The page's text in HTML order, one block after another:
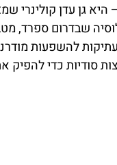
גן עדן קולינרי
שבדרום ספרד,
להשפעות
סודיות כדי להפיק